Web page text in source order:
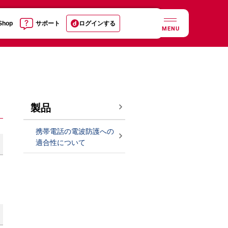
サポート ログインする
MENU
製品
携帯電話の電波防護への
適合性について